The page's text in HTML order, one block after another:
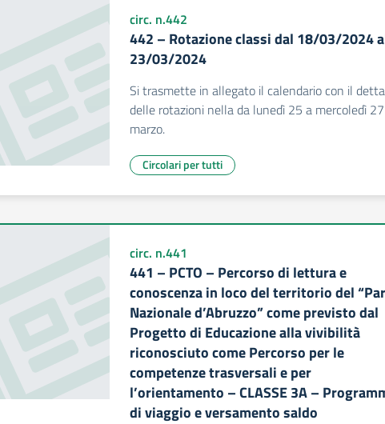
circ. n.442
442 – Rotazione classi dal 18/03/2024
23/03/2024
Si trasmette in allegato il calendario con il
delle rotazioni nella da lunedì 25 a mercoledì 27
marzo.
Circolari per tutti
circ. n.441
441 – PCTO – Percorso di lettura e
conoscenza in loco del territorio del
Nazionale d’Abruzzo” come previsto dal
Progetto di Educazione alla vivibilità
riconosciuto come Percorso per le
competenze trasversali e per
l’orientamento – CLASSE 3A –
di viaggio e versamento saldo